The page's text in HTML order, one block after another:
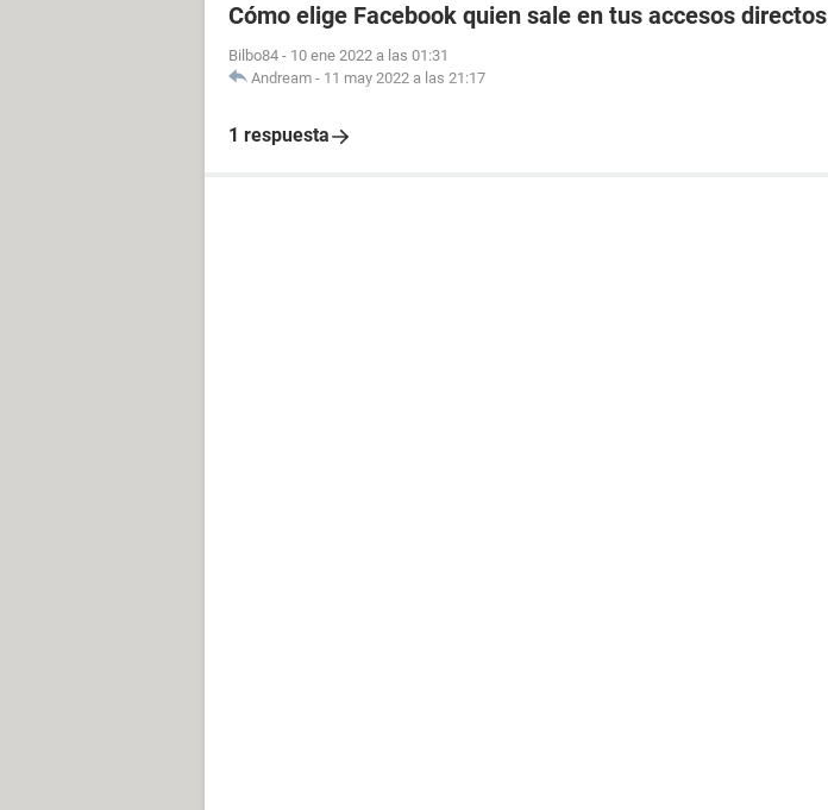
Cómo elige Facebook quien sale en tus accesos directos
Bilbo84 - 10 ene 2022 a las 01:31
Andream - 11 may 2022 a las 21:17
1 respuesta